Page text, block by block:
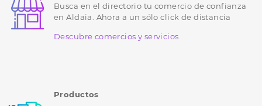
Busca en el directorio tu comercio de confianza
en Aldaia. Ahora a un sólo click de distancia
Descubre comercios y servicios
Productos